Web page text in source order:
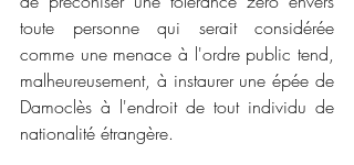
toute personne qui serait considérée
comme une menace à l'ordre public tend,
malheureusement, à instaurer une épée de
Damoclès à l'endroit de tout individu de
nationalité étrangère.